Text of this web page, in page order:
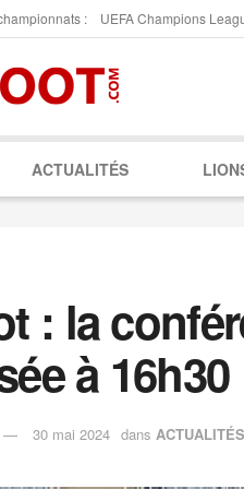
: UEFA Champions
ACTUALITÉS
: la
à 16h30
30 mai 2024 dans ACTUALITÉS